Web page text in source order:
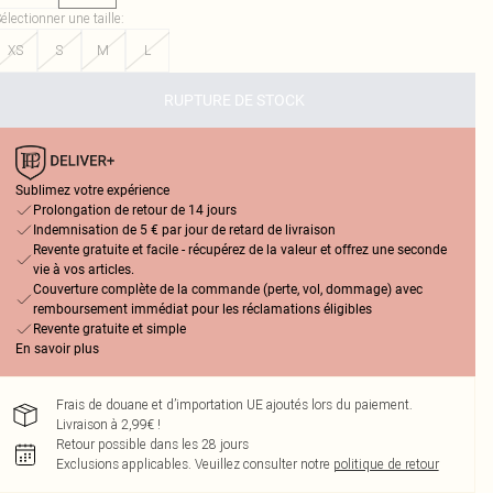
une taille:
XS
S M L
RUPTURE DE STOCK
Sublimez votre expérience
Prolongation de retour de 14 jours
Indemnisation de 5 € par jour de retard de livraison
Revente gratuite et facile - récupérez de la valeur et offrez une seconde
vie à vos articles.
Couverture complète de la commande (perte, vol, dommage) avec
remboursement immédiat pour les réclamations éligibles
Revente gratuite et simple
En savoir plus
Frais de douane et d’importation UE ajoutés lors du paiement.
Livraison à 2,99€ !
Retour possible dans les 28 jours
Exclusions applicables. Veuillez consulter notre politique de retour